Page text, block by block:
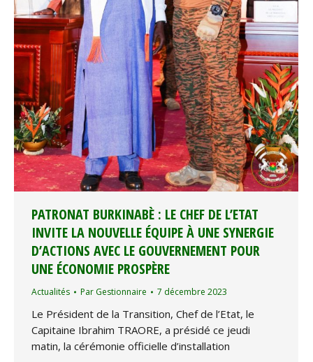
PATRONAT BURKINABÈ : LE CHEF DE L’ETAT
INVITE LA NOUVELLE ÉQUIPE À UNE SYNERGIE
D’ACTIONS AVEC LE GOUVERNEMENT POUR
UNE ÉCONOMIE PROSPÈRE
Actualités Par Gestionnaire 7 décembre 2023
Le Président de la Transition, Chef de l’Etat, le
Capitaine Ibrahim TRAORE, a présidé ce jeudi
matin, la cérémonie officielle d’installation